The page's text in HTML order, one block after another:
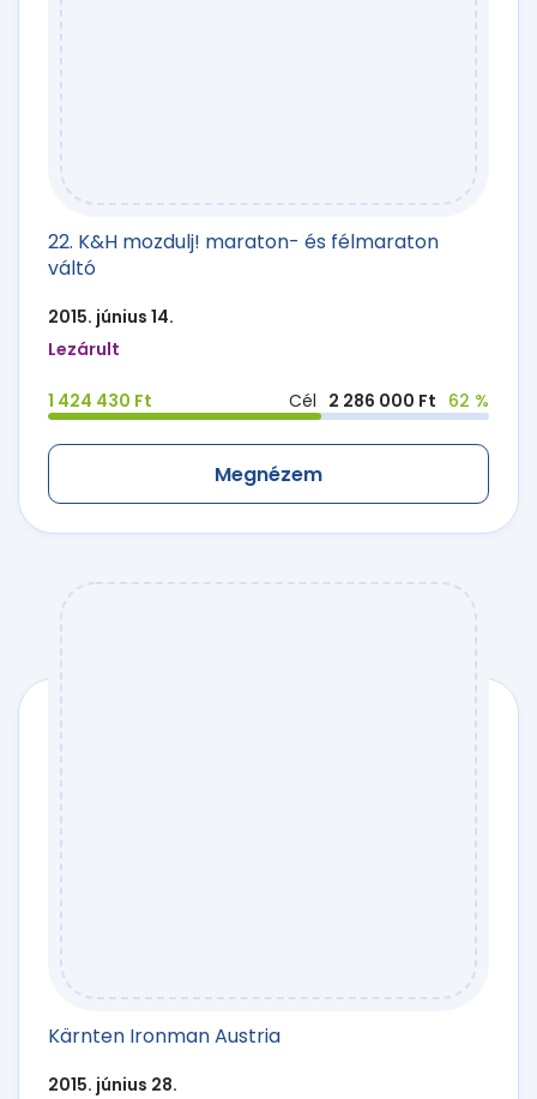
22. K&H mozdulj! maraton- és félmaraton
váltó
2015. június 14.
Lezárult
1 424 430 Ft Cél 2 286 000 Ft 62 %
Megnézem
Kärnten Ironman Austria
2015. június 28.